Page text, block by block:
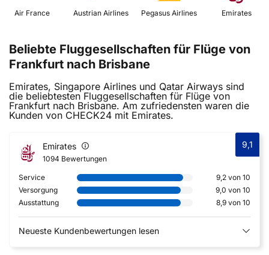
Air France Austrian Airlines Emirates
Beliebte Fluggesellschaften für Flüge von
Frankfurt nach Brisbane
Emirates, Singapore Airlines und Qatar Airways sind
die beliebtesten Fluggesellschaften für Flüge von
Frankfurt nach Brisbane. Am zufriedensten waren die
Kunden von CHECK24 mit Emirates.
Emirates
1094 Bewertungen
9,1
Service
9,2 von 10
Versorgung
9,0 von 10
Ausstattung
8,9 von 10
Neueste Kundenbewertungen lesen